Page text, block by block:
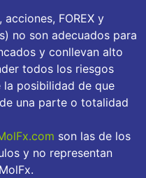
FOREX y
no son adecuados para
y conllevan alto
todos los riesgos
posibilidad de que
una parte o totalidad
son las de los
y no representan